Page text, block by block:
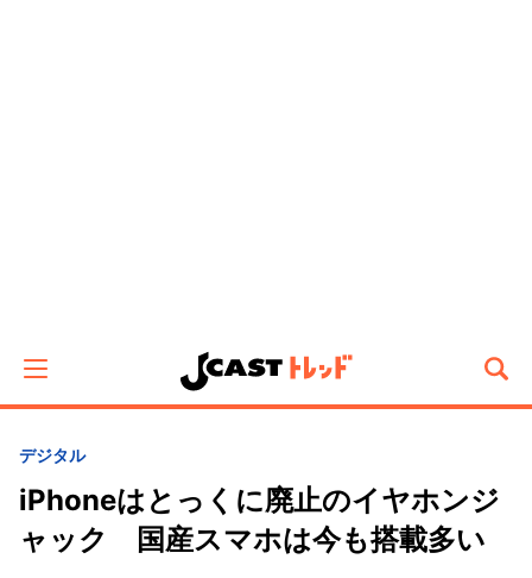
デジタル
iPhoneはとっくに廃止のイヤホンジ
ャック 国産スマホは今も搭載多い